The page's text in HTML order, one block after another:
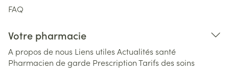
FAQ
Votre pharmacie
A propos de nous Liens utiles Actualités santé
Pharmacien de garde PrescriptionTarifs des soins